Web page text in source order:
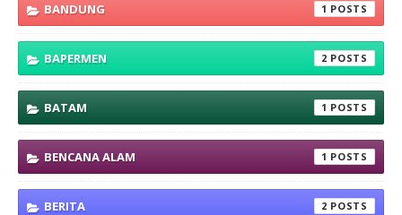
BANDUNG 1
BAPERMEN 2
BATAM 1
BENCANA ALAM 1
BERITA 2